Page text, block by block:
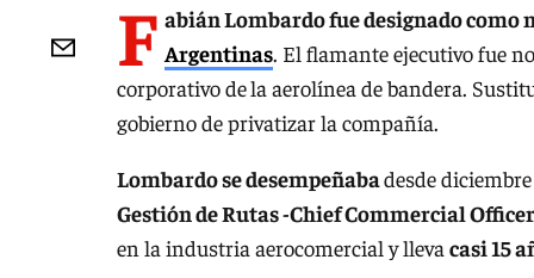
F abián Lombardo fue designado como
Argentinas. El flamante ejecutivo fue
corporativo dela aerolínea de bandera.
gobierno de privatizar la compañía.
Lombardo se desempeñabadesde
Gestión de Rutas -Chief Commercial Officer
en la industria aerocomercial y lleva casi 15